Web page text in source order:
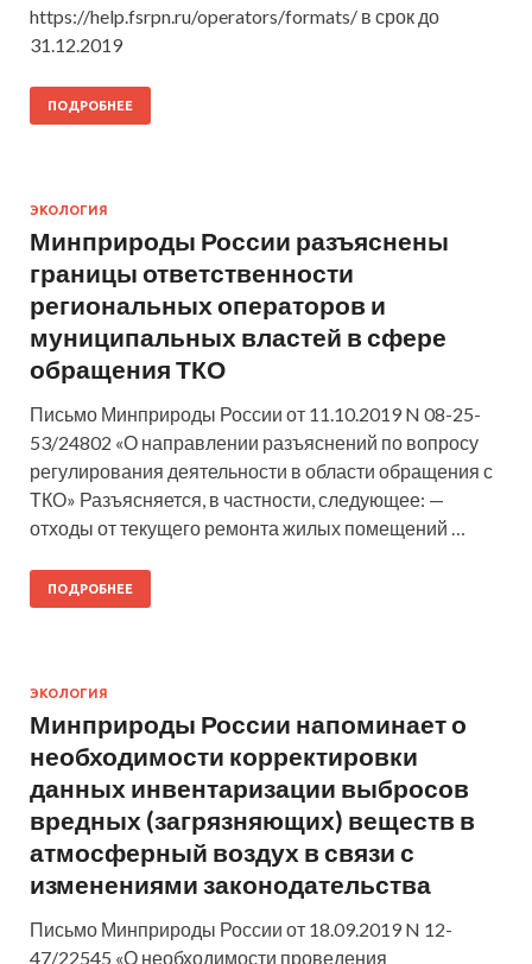
https://help.fsrpn.ru/operators/formats/ в срок до
31.12.2019
ПОДРОБНЕЕ
ЭКОЛОГИЯ
Минприроды России разъяснены
границы ответственности
региональных операторов и
муниципальных властей в сфере
обращения ТКО
Письмо Минприроды России от 11.10.2019 N 08-25-
53/24802 «О направлении разъяснений по вопросу
регулирования деятельности в области обращения с
ТКО» Разъясняется, в частности, следующее: —
отходы от текущего ремонта жилых помещений …
ПОДРОБНЕЕ
ЭКОЛОГИЯ
Минприроды России напоминает о
необходимости корректировки
данных инвентаризации выбросов
вредных (загрязняющих) веществ в
атмосферный воздух в связи с
изменениями законодательства
Письмо Минприроды России от 18.09.2019 N 12-
47/22545 «О необходимости проведения